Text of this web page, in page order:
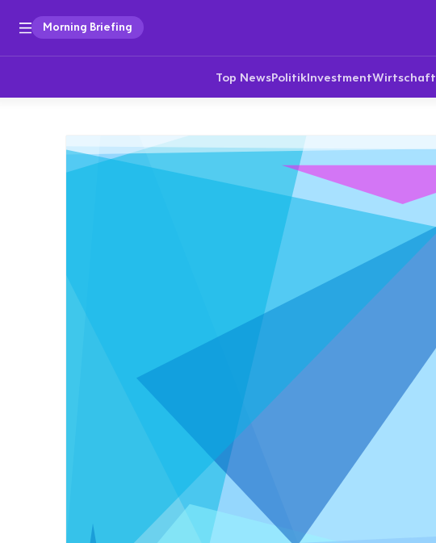
Morning Briefing
Top NewsPolitikInvestmentWirtschaft